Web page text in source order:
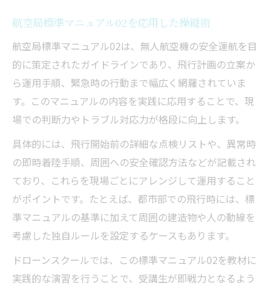
航空局標準マニュアル02を応用した操縦術
航空局標準マニュアル02は、無人航空機の安全運航を目
的に策定されたガイドラインであり、飛行計画の立案か
ら運用手順、緊急時の行動まで幅広く網羅されていま
す。このマニュアルの内容を実践に応用することで、現
場での判断力やトラブル対応力が格段に向上します。
具体的には、飛行開始前の詳細な点検リストや、異常時
の即時着陸手順、周囲への安全確認方法などが記載され
ており、これらを現場ごとにアレンジして運用すること
がポイントです。たとえば、都市部での飛行時には、標
準マニュアルの基準に加えて周囲の建造物や人の動線を
考慮した独自ルールを設定するケースもあります。
ドローンスクールでは、この標準マニュアル02を教材に
実践的な演習を行うことで、受講生が即戦力となるよう